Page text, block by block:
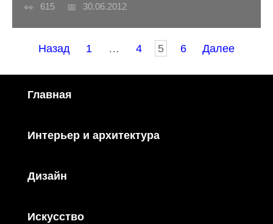
615 30.06.2012
Пагинация
Назад 1 … 4 5 6 Далее
Главная
Интерьер и архитектура
Дизайн
Искусство